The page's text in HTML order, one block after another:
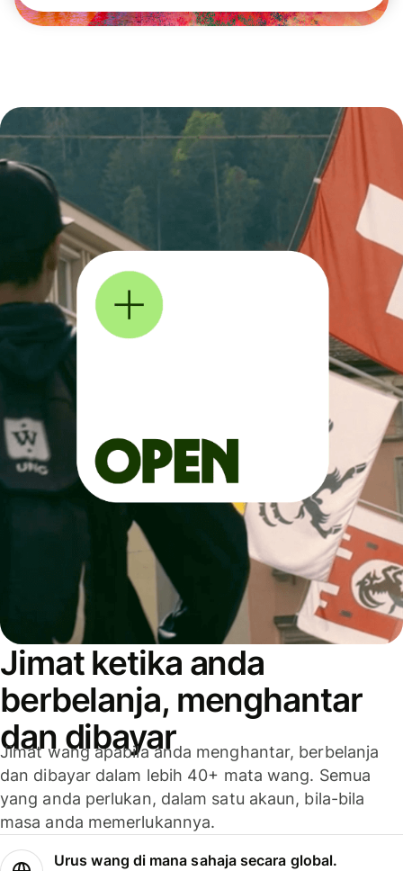
Jimat ketika anda
berbelanja, menghantar
dan dibayar
Jimat wang apabila anda menghantar, berbelanja
dan dibayar dalam lebih 40+ mata wang. Semua
yang anda perlukan, dalam satu akaun, bila-bila
masa anda memerlukannya.
Urus wang di mana sahaja secara global.